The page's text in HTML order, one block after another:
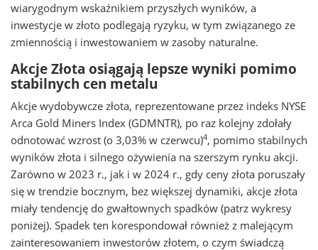
wiarygodnym wskaźnikiem przyszłych wyników, a
inwestycje w złoto podlegają ryzyku, w tym związanego ze
zmiennością i inwestowaniem w zasoby naturalne.
Akcje Złota osiągają lepsze wyniki pomimo
stabilnych cen metalu
Akcje wydobywcze złota, reprezentowane przez indeks NYSE
Arca Gold Miners Index (GDMNTR), po raz kolejny zdołały
odnotować wzrost (o 3,03% w czerwcu)4, pomimo stabilnych
wyników złota i silnego ożywienia na szerszym rynku akcji.
Zarówno w 2023 r., jak i w 2024 r., gdy ceny złota poruszały
się w trendzie bocznym, bez większej dynamiki, akcje złota
miały tendencję do gwałtownych spadków (patrz wykresy
poniżej). Spadek ten korespondował również z malejącym
zainteresowaniem inwestorów złotem, o czym świadczą